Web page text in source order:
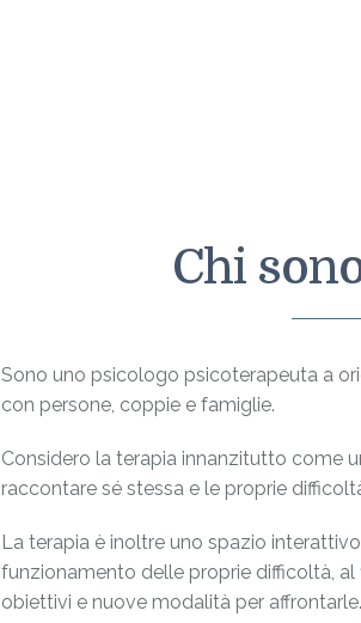
Chi
Sono uno psicologo psicoterapeuta a
con persone, coppie e famiglie.
Considero la terapia innanzitutto come
raccontare sé stessa e le proprie
La terapia è inoltre uno spazio
funzionamento delle proprie difficoltà,
obiettivi e nuove modalità per affrontarle.